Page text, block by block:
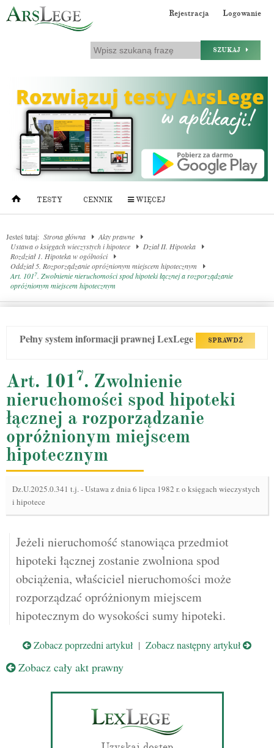
Rejestracja Logowanie
SZUKAJ
TESTY CENNIK WIĘCEJ
Jesteś tutaj: Strona główna
Akty prawne
Ustawa o księgach wieczystych i hipotece
Dział II. Hipoteka
Rozdział 1. Hipoteka w ogólności
Oddział 5. Rozporządzanie opróżnionym miejscem hipotecznym
Art. 1017. Zwolnienie nieruchomości spod hipoteki łącznej a rozporządzanie
opróżnionym miejscem hipotecznym
Pełny system informacji prawnej LexLege SPRAWDŹ
Art. 1017. Zwolnienie
nieruchomości spod hipoteki
łącznej a rozporządzanie
opróżnionym miejscem
hipotecznym
Dz.U.2025.0.341 t.j.-Ustawa z dnia 6 lipca 1982 r. o księgach wieczystych
i hipotece
Jeżeli nieruchomość stanowiąca przedmiot
hipoteki łącznej zostanie zwolniona spod
obciążenia, właściciel nieruchomości może
rozporządzać opróżnionym miejscem
hipotecznym do wysokości sumy hipoteki.
Zobacz poprzedni artykuł | Zobacz następny artykuł
Zobacz cały akt prawny